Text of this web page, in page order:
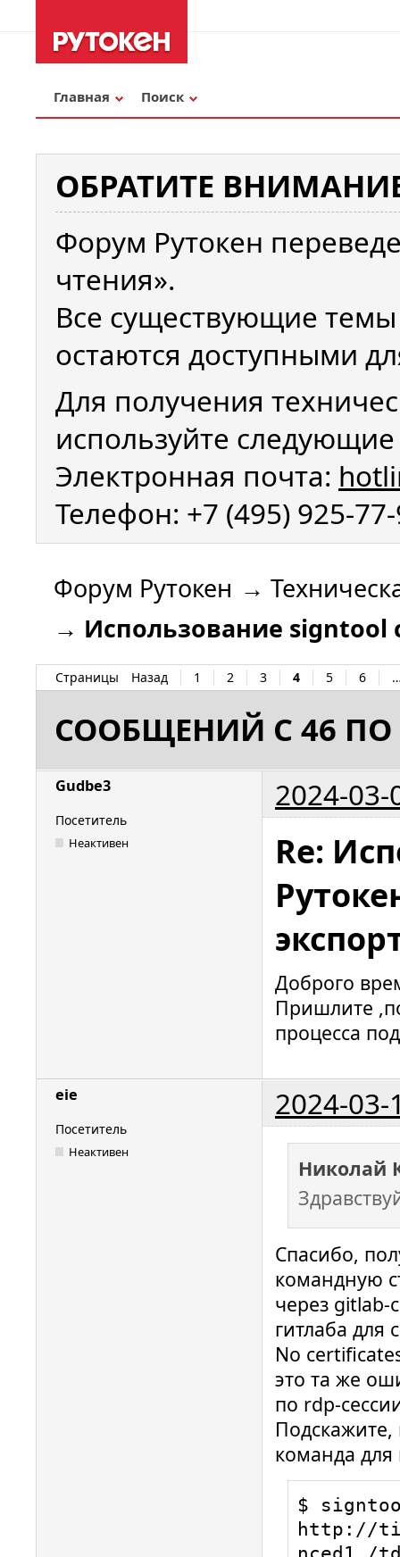
Главная Поиск
ОБРАТИТЕ
Форум Рутокен
чтения».
Все существующие
остаются доступными
Для получения
используйте
Электронная почта:
Телефон: +7 (495) 925-
Форум Рутокен →
→ Использование signtool
Страницы Назад 1 2 3 4 5 6
СООБЩЕНИЙ С 46 ПО
Gudbe3 2024-03-
Посетитель
Неактивен
Re:
Доброго
Пришлите
процесса
eie 2024-03-
Посетитель
Неактивен
Николай
Спасибо,
командную
через gitlab-
гитлаба для
No
это та же
по rdp-
команда для
$
http://